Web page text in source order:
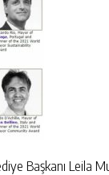
Başkanı Leila